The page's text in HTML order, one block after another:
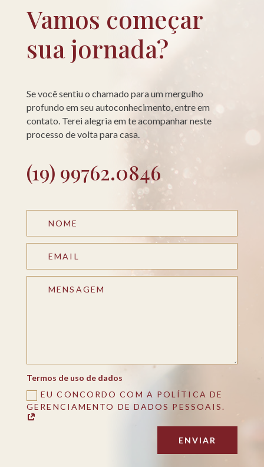
Vamos começar
sua jornada?
Se você sentiu o chamado para um mergulho
profundo em seu autoconhecimento, entre em
contato. Terei alegria em te acompanhar neste
processo de volta para casa.
(19) 99762.0846
Termos de uso de dados
EU CONCORDO COM A POLÍTICA DE
GERENCIAMENTO DE DADOS PESSOAIS.
ENVIAR